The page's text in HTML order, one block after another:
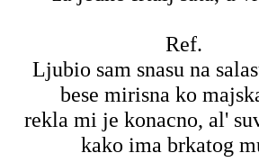
Ref.
Ljubio sam snasu na
bese mirisna ko
rekla mi je konacno, al'
kako ima brkatog